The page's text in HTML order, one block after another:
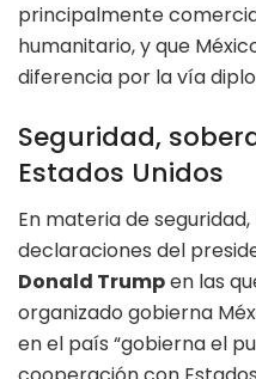
principalmente
humanitario, y que
diferencia por la vía
Seguridad,
Estados Unidos
En materia de
declaraciones del
Donald Trumpen las
organizado gobierna
en el país “gobierna el